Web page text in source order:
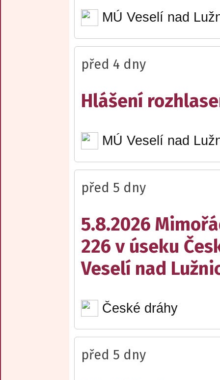
MÚ Veselí nad
před 4 dny
Hlášení
MÚ Veselí nad
před 5 dny
5.8.2026
226 v úseku
Veselí nad
České dráhy
před 5 dny